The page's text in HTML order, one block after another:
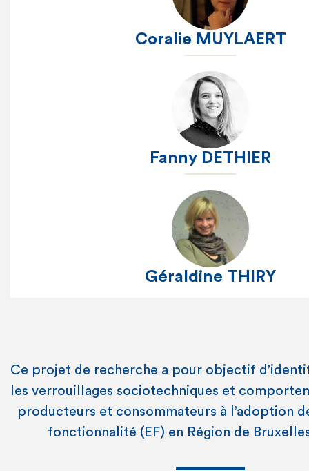
Coralie MUYLAERT
Fanny DETHIER
Géraldine THIRY
Ce projet de recherche a pour objectif
les verrouillages sociotechniques et
producteurs et consommateurs à l’adoption
fonctionnalité (EF) en Région de